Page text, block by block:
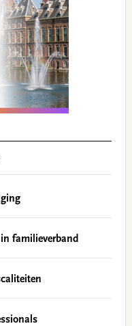
familieverband